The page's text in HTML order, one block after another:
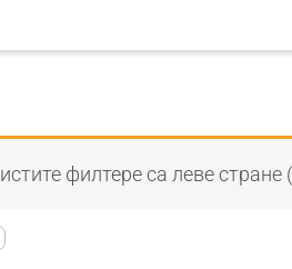
филтере са леве